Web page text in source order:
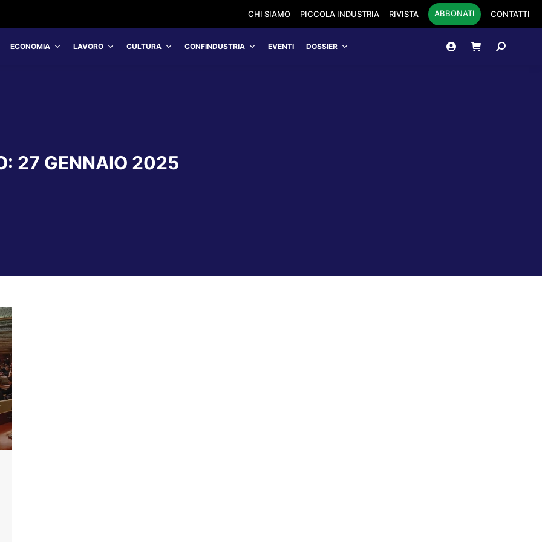
CHI SIAMO PICCOLA INDUSTRIA RIVISTA ABBONATI CONTATTI
ECONOMIA LAVORO CULTURA CONFINDUSTRIA EVENTI DOSSIER Cerca:
27 GENNAIO 2025